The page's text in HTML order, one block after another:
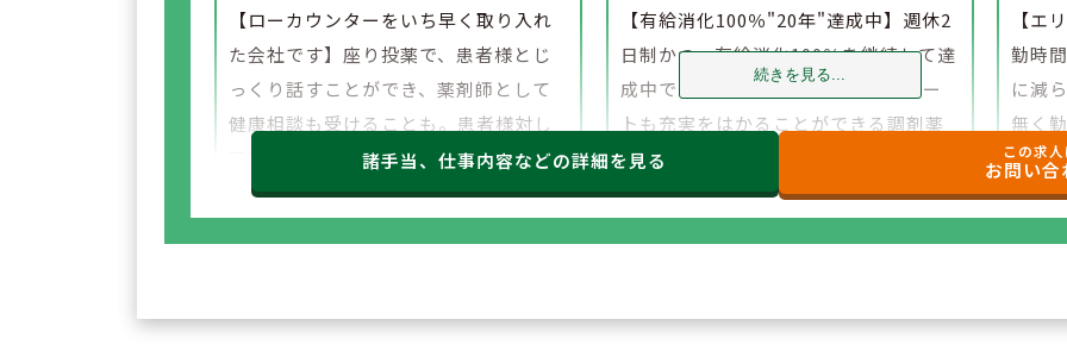
【ローカウンターをいち早く取り入れ
た会社です】座り投薬で、患者様とじ
っくり話すことができ、薬剤師として
健康相談も受けることも。患者様対し
丁寧に対応することで、自然と知識が
深まっていきます。実践で学んだ知識が
身に付きやすい環境です。
【有給消化100％"20年"達成中】週休2
日制かつ、有給消化100％を継続して達
成中です。働く時は働き、プライベー
トも充実をはかることができる調剤薬
局チェーンです。
【エ
勤時
に減
無く
続きを見る...
諸手当、仕事内容などの詳細を見る この求
お問い合